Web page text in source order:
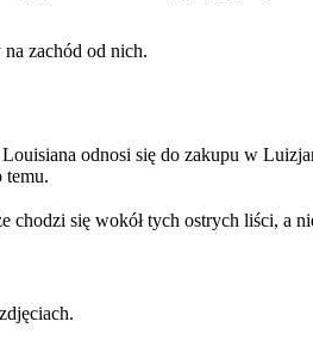
zachód od nich.
odnosi się do zakupu w
temu.
chodzi się wokół tych ostrych liści, a